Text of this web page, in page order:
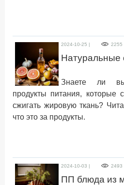
2024-10-25 | 2255
Натуральные
Знаете ли
продукты питания, которые
сжигать жировую ткань?
что это за продукты.
2024-10-03 | 2493
ПП блюда из